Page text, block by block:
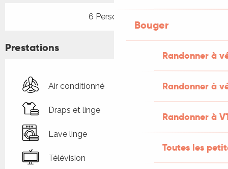
Bouger
Randonner à
Randonner à
Randonner à
Toutes les
6 Personne(s)
Prestations
Air conditionné
Draps et linge
Lave linge
Télévision